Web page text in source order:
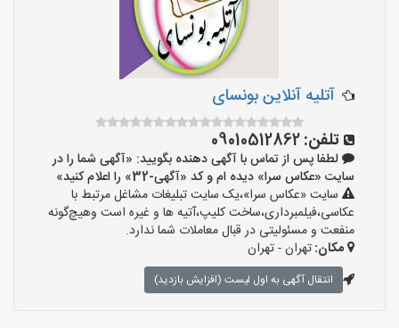
آتلیه آنلاین بونسای
تلفن:09010512862
لطفا پس از تماس با آگهی دهنده بگویید: «آگهی شما را در
سایت «عکاس سرا» دیده ام و کد «آگهی-32» را اعلام کنید»
سایت «عکاس سرا»،یک سایت تبلیغات مشاغل مرتبط با
عکاسی،فیلمبرداری،ساخت کلیپ،آتیه ها و غیره است وهیچ‌گونه
منفعت و مسئولیتی در قبال معاملات شما ندارد.
مکان:تهران - تهران
انتقال آگهی به اول لیست (افزایش بازدید)